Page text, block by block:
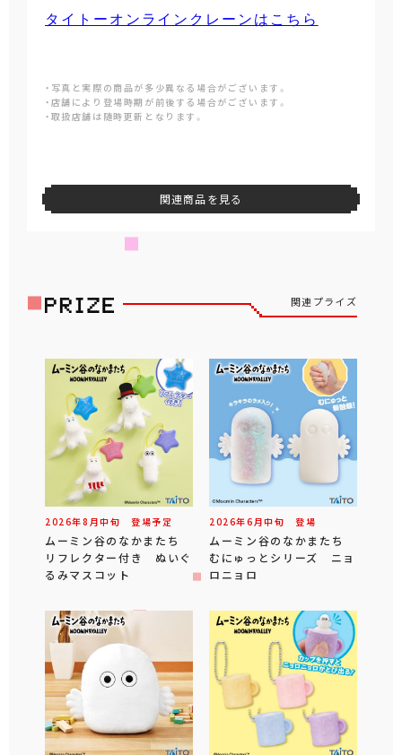
タイトーオンラインクレーンはこちら
・写真と実際の商品が多少異なる場合がございます。
・店舗により登場時期が前後する場合がございます。
・取扱店舗は随時更新となります。
関連商品を見る
関連プライズ
2026年8 月中旬 登場予定
ムーミン谷のなかまたち
リフレクター付き ぬいぐ
るみマスコット
2026年6 月中旬 登場
ムーミン谷のなかまたち
むにゅっとシリーズ ニョ
ロニョロ